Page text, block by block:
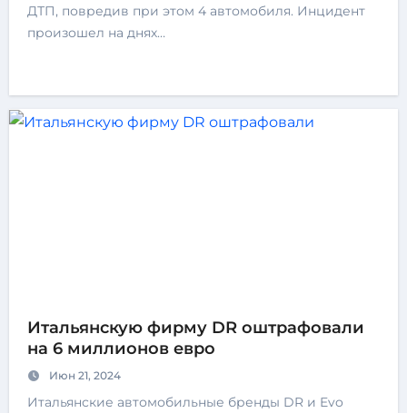
ДТП, повредив при этом 4 автомобиля. Инцидент
произошел на днях…
Итальянскую фирму DR оштрафовали
на 6 миллионов евро
Июн 21, 2024
Итальянские автомобильные бренды DR и Evo